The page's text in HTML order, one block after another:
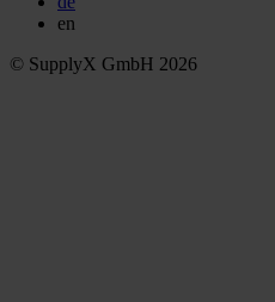
en
© SupplyX GmbH 2026